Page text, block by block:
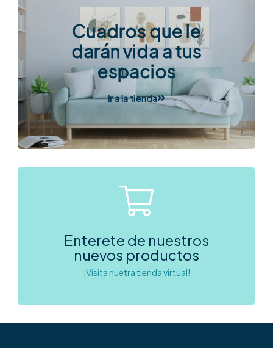
Cuadros que le
darán vida a tus
espacios
Ir a la tienda
Enterete de nuestros
nuevos productos
¡Visita nuetra tienda virtual!